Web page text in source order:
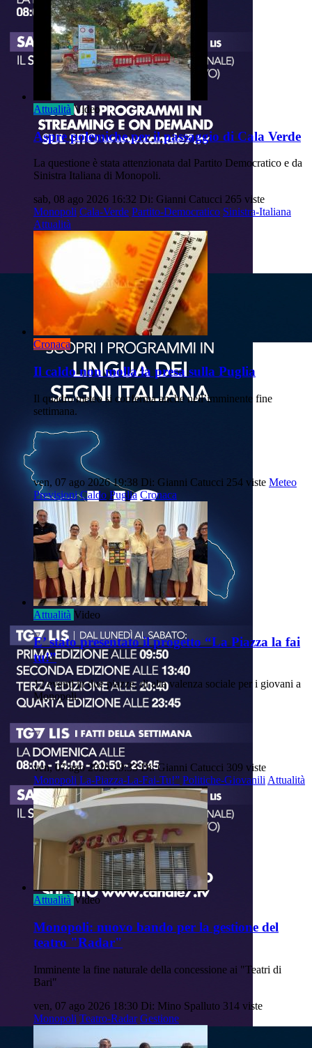
Attualità Video
Aspre polemiche per il passaggio di Cala Verde
La questione è stata attenzionata dal Partito Democratico e da
Sinistra Italiana di Monopoli.
sab, 08 ago 2026 16:32 Di: Gianni Catucci 265 viste
Monopoli Cala-Verde Partito-Democratico Sinistra-Italiana
Attualità
Cronaca
Il caldo non molla la presa sulla Puglia
Il quadro meteo si conferma anche nell’imminente fine
settimana.
ven, 07 ago 2026 19:38 Di: Gianni Catucci 254 viste Meteo
Previsioni Caldo Puglia Cronaca
Attualità Video
E’ stato presentato il progetto “La Piazza la fai
tu!”
12 eventi in due piazze, di alta valenza sociale per i giovani a
Monopoli.
ven, 07 ago 2026 19:33 Di: Gianni Catucci 309 viste
Monopoli La-Piazza-La-Fai-Tu!” Politiche-Giovanili Attualità
Attualità Video
Monopoli: nuovo bando per la gestione del
teatro "Radar"
Imminente la fine naturale della concessione ai "Teatri di
Bari"
ven, 07 ago 2026 18:30 Di: Mino Spalluto 314 viste
Monopoli Teatro-Radar Gestione